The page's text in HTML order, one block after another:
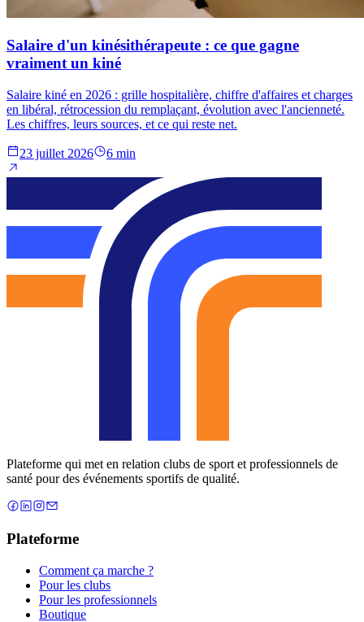
Salaire d'un kinésithérapeute : ce que gagne
vraiment un kiné
Salaire kiné en 2026 : grille hospitalière, chiffre d'affaires et charges
en libéral, rétrocession du remplaçant, évolution avec l'ancienneté.
Les chiffres, leurs sources, et ce qui reste net.
23 juillet 2026 6 min
Plateforme qui met en relation clubs de sport et professionnels de
santé pour des événements sportifs de qualité.
Plateforme
Comment ça marche ?
Pour les clubs
Pour les professionnels
Boutique